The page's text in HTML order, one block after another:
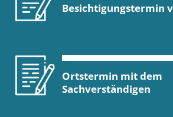
Besichtigungstermin
Ortstermin mit dem
Sachverständigen